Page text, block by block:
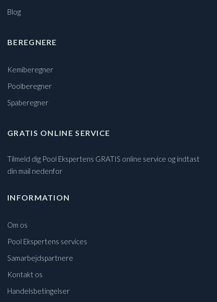
Blog
BEREGNERE
Kemiberegner
Poolberegner
Spaberegner
GRATIS ONLINE SERVICE
Tilmeld dig Pool Ekspertens GRATIS online service og indtast
din mail nedenfor
INFORMATION
Om os
Pool Ekspertens services
Samarbejdspartnere
Kontakt os
Handelsbetingelser